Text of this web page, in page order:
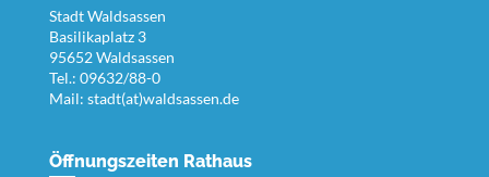
Stadt Waldsassen
Basilikaplatz 3
95652 Waldsassen
Tel.: 09632/88-0
Mail: stadt(at)waldsassen.de
Öffnungszeiten Rathaus